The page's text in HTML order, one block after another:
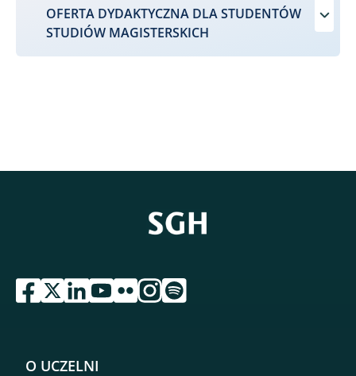
OFERTA DYDAKTYCZNA DLA STUDENTÓW
STUDIÓW MAGISTERSKICH
przejdź do serwisu facebook sgh
przejdź do serwisu twitter sgh
przejdź do serwisu linkedin sgh
przejdź do serwisu youtube sgh
przejdź do serwisu flickr sgh
przejdź do serwisu instagram sgh
przejdź do serwisu spotify sgh
O UCZELNI